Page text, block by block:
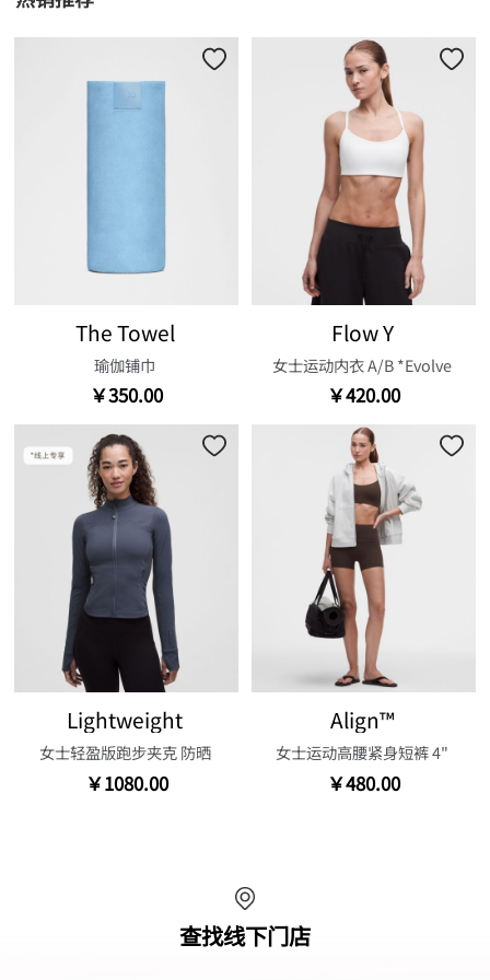
The Towel
瑜伽铺巾
￥350.00
Flow Y
女士运动内衣 A/B *Evolve
￥420.00
Lightweight
女士轻盈版跑步夹克 防晒
￥1080.00
Align™
女士运动高腰紧身短裤 4"
￥480.00
查找线下门店